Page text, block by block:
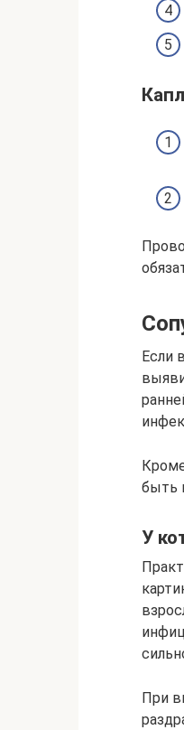
Если
быть
У
При